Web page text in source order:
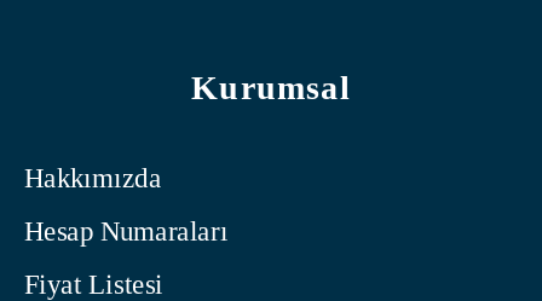
Kurumsal
Hakkımızda
Hesap Numaraları
Fiyat Listesi